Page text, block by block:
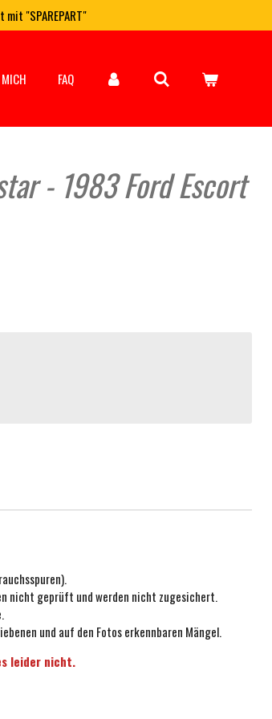
"SPAREPART"
FAQ
- 1983 Ford Escort
nicht geprüft und werden nicht zugesichert.
und auf den Fotos erkennbaren Mängel.
leider nicht.